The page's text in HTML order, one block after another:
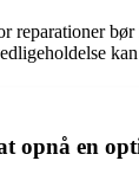
opnå en